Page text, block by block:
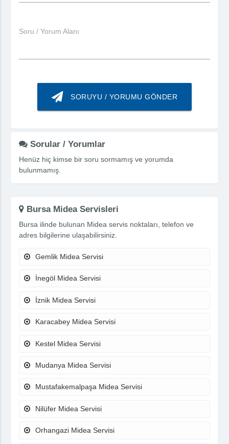
Soru / Yorum Alanı
SORUYU / YORUMU GÖNDER
Sorular / Yorumlar
Henüz hiç kimse bir soru sormamış ve yorumda
bulunmamış.
Bursa Midea Servisleri
Bursa ilinde bulunan Midea servis noktaları, telefon ve
adres bilgilerine ulaşabilirsiniz.
Gemlik Midea Servisi
İnegöl Midea Servisi
İznik Midea Servisi
Karacabey Midea Servisi
Kestel Midea Servisi
Mudanya Midea Servisi
Mustafakemalpaşa Midea Servisi
Nilüfer Midea Servisi
Orhangazi Midea Servisi